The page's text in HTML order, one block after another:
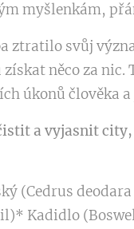
myšlenkám,
ztratilo svůj
získat něco za
úkonů člověka
a vyjasnit
(Cedrus
Kadidlo